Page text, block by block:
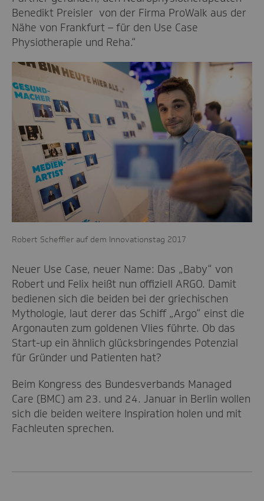
Benedikt Preisler von der Firma ProWalk aus der
Nähe von Frankfurt – für den Use Case
Physiotherapie und Reha.“
Robert Scheffler auf dem Innovationstag 2017
Neuer Use Case, neuer Name: Das „Baby“ von
Robert und Felix heißt nun offiziell ARGO. Damit
bedienen sich die beiden bei der griechischen
Mythologie, laut derer das Schiff „Argo“ einst die
Argonauten zum goldenen Vlies führte. Ob das
Start-up ein ähnlich glücksbringendes Potenzial
für Gründer und Patienten hat?
Beim Kongress des Bundesverbands Managed
Care (BMC) am 23. und 24. Januar in Berlin wollen
sich die beiden weitere Inspiration holen und mit
Fachleuten sprechen.